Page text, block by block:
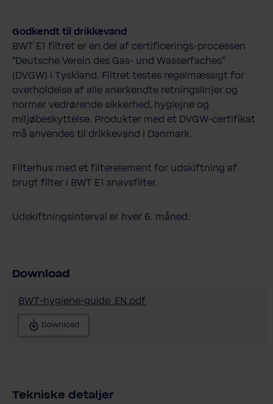
Godkendt til drikkevand
BWT E1 filtret er en del af certificerings-processen
”Deutsche Verein des Gas- und Wasserfaches”
(DVGW) i Tyskland. Filtret testes regelmæssigt for
overholdelse af alle anerkendte retningslinjer og
normer vedrørende sikkerhed, hygiejne og
miljøbeskyttelse. Produkter med et DVGW-certifikat
må anvendes til drikkevand i Danmark.
Filterhus med et filterelement for udskiftning af
brugt filter i BWT E1 snavsfilter.
Udskiftningsinterval er hver 6. måned.
Download
BWT-hygiene-guide_EN.pdf
Download
Tekniske detaljer